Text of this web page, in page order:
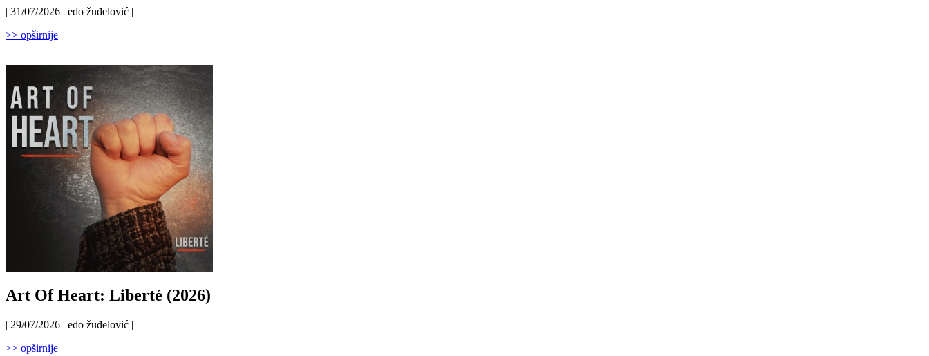
| 31/07/2026 | edo žuđelović |
>> opširnije
Art Of Heart: Liberté (2026)
| 29/07/2026 | edo žuđelović |
>> opširnije